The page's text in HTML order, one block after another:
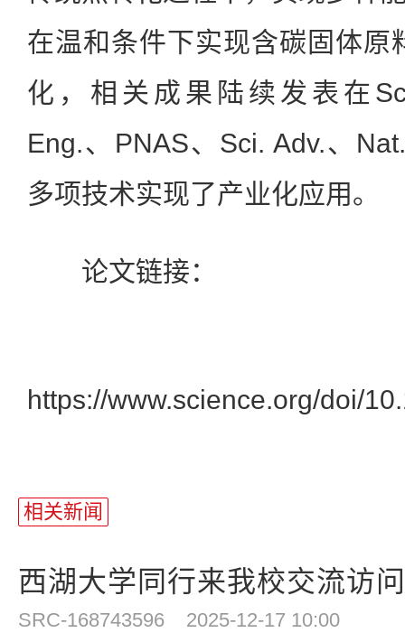
在温和条件下实现含碳固体原
化，相关成果陆续发表在
Eng.、PNAS、Sci. Adv.、
多项技术实现了产业化应用。
论文链接：
https://www.science.org/doi/
相关新闻
西湖大学同行来我校交流访问
SRC-168743596 2025-12-17 10:00